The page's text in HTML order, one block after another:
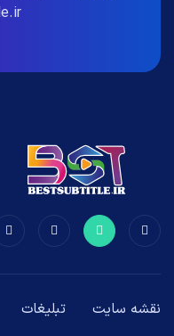
نقشه سایت تبلیغات